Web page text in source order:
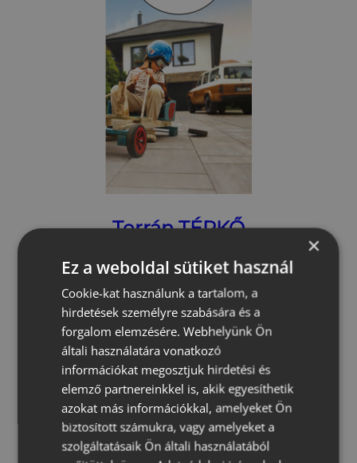
Terrán TÉRKŐ
A cégcsoport
Elismert, hazai márka, nemzetközi
szerepben
Célunk, hogy dinamikus
×
Ez a weboldal sütiket használ
Cookie-kat használunk a tartalom, a
hirdetések személyre szabására és a
forgalom elemzésére. Webhelyünk Ön
általi használatára vonatkozó
információkat megosztjuk hirdetési és
elemző partnereinkkel is, akik egyesíthetik
azokat más információkkal, amelyeket Ön
biztosított számukra, vagy amelyeket a
szolgáltatásaik Ön általi használatából